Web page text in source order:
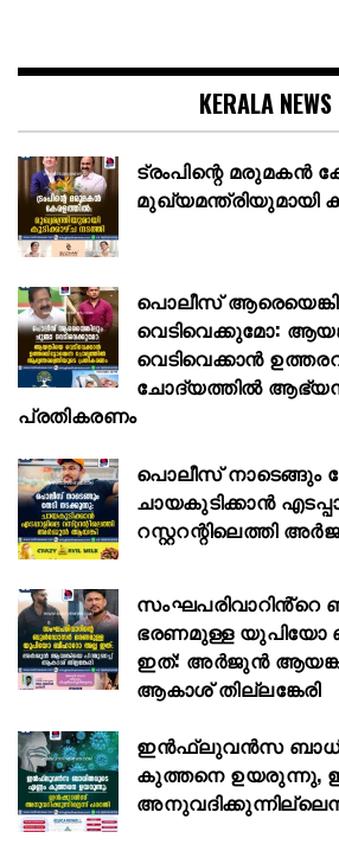
KERALA NEWS
ട്രംപിന്റെ മരുമകൻ
മുഖ്യമന്ത്രിയുമായി
പൊലീസ്
വെടിവെക്കുമോ:
വെടിവെക്കാൻ
ചോദ്യത്തിൽ
പ്രതികരണം
പൊലീസ് നാടെങ്ങും
ചായകുടിക്കാൻ
റസ്റ്ററന്റിലെത്തി
ഭരണമുള്ള യുപിയോ
ഇത്: അര്‍ജുന്‍
ആകാശ് തില്ലങ്കേരി
ഇൻഫ്ലുവൻസ
കുത്തനെ